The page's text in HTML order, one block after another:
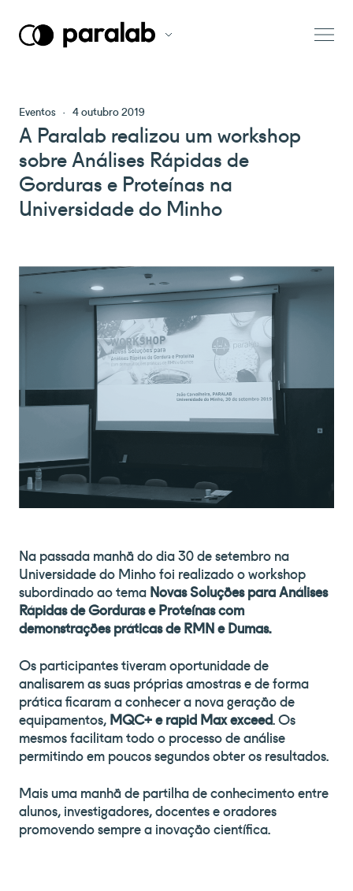
Eventos · 4 outubro 2019
A Paralab realizou um workshop
sobre Análises Rápidas de
Gorduras e Proteínas na
Universidade do Minho
Na passada manhã do dia 30 de setembro na
Universidade do Minho foi realizado o workshop
subordinado ao temaNovas Soluções para Análises
Rápidas de Gorduras e Proteínas com
demonstrações práticas de RMN e Dumas.
Os participantes tiveram oportunidade de
analisarem as suas próprias amostras e de forma
prática ficaram a conhecer a nova geração de
equipamentos,MQC+ e rapid Max exceed. Os
mesmos facilitam todo o processo de análise
permitindo em poucos segundos obter os resultados.
Mais uma manhã de partilha de conhecimento entre
alunos, investigadores, docentes e oradores
promovendo sempre a inovação científica.